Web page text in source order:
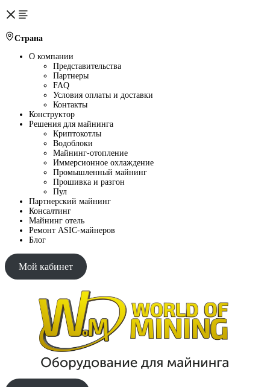
Страна
О компании
Представительства
Партнеры
FAQ
Условия оплаты и доставки
Контакты
Конструктор
Решения для майнинга
Криптокотлы
Водоблоки
Майнинг-отопление
Иммерсионное охлаждение
Промышленный майнинг
Прошивка и разгон
Пул
Партнерский майнинг
Консалтинг
Майнинг отель
Ремонт ASIC-майнеров
Блог
Мой кабинет